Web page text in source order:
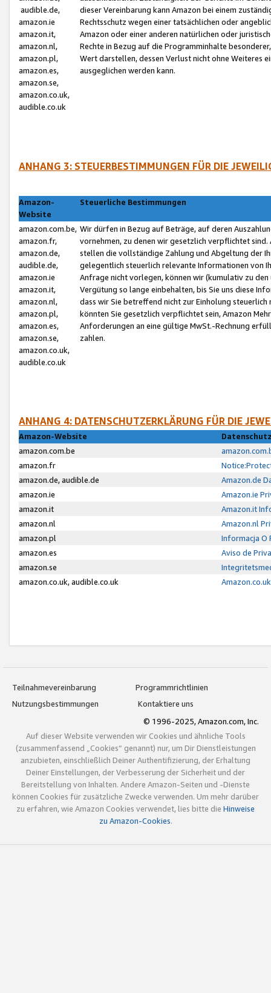
audible.de,
amazon.ie
amazon.it,
amazon.nl,
amazon.pl,
amazon.es,
amazon.se,
amazon.co.uk,
audible.co.uk
dieser Vereinbarung kann Amazon bei einem
Rechtsschutz wegen einer tatsächlichen oder
Amazon oder einer anderen natürlichen oder
Rechte in Bezug auf die Programminhalte
Wert darstellen, dessen Verlust nicht ohne Weiteres
ausgeglichen werden kann.
ANHANG 3: STEUERBESTIMMUNGEN FÜR DIE
Amazon-
Website
Steuerliche Bestimmungen
amazon.com.be,
amazon.fr,
amazon.de,
audible.de,
amazon.ie
amazon.it,
amazon.nl,
amazon.pl,
amazon.es,
amazon.se,
amazon.co.uk,
audible.co.uk
Wir dürfen in Bezug auf Beträge, auf deren
vornehmen, zu denen wir gesetzlich verpflichtet
stellen die vollständige Zahlung und Abgeltung der
gelegentlich steuerlich relevante Informationen von
Anfrage nicht vorlegen, können wir (kumulativ zu
Vergütung so lange einbehalten, bis Sie uns diese
dass wir Sie betreffend nicht zur Einholung
könnten Sie gesetzlich verpflichtet sein, Amazon
Anforderungen an eine gültige MwSt.-Rechnung
zahlen.
ANHANG 4: DATENSCHUTZERKLÄRUNG FÜR DIE
Amazon-Website
amazon.com.be
amazon.fr
amazon.de, audible.de
Amazon.de
amazon.ie
Amazon.ie
amazon.it
Amazon.it
amazon.nl
Amazon.nl
amazon.pl
Informacja O
amazon.es
Aviso de
amazon.se
amazon.co.uk, audible.co.uk
Teilnahmevereinbarung
Programmrichtlinien
Nutzungsbestimmungen
Kontaktiere uns
© 1996-2025, Amazon.com, Inc.
Auf dieser Website verwenden wir Cookies und ähnliche Tools
(zusammenfassend „Cookies“ genannt) nur, um Dir Dienstleistungen
anzubieten, einschließlich Deiner Authentifizierung, der Erhaltung
Deiner Einstellungen, der Verbesserung der Sicherheit und der
Bereitstellung von Inhalten. Andere Amazon-Seiten und -Dienste
können Cookies für zusätzliche Zwecke verwenden. Um mehr darüber
zu erfahren, wie Amazon Cookies verwendet, lies bitte die Hinweise
zu Amazon-Cookies.